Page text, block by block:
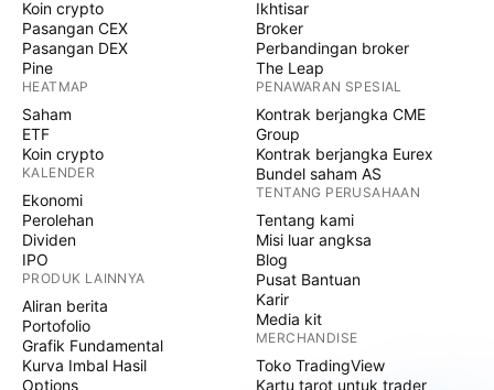
Koin crypto
Pasangan CEX
Pasangan DEX
Pine
HEATMAP
Saham
ETF
Koin crypto
KALENDER
Ekonomi
Perolehan
Dividen
IPO
PRODUK LAINNYA
Aliran berita
Portofolio
Grafik Fundamental
Kurva Imbal Hasil
Options
Ikhtisar
Broker
Perbandingan broker
The Leap
PENAWARAN SPESIAL
Kontrak berjangka CME
Group
Kontrak berjangka Eurex
Bundel saham AS
TENTANG PERUSAHAAN
Tentang kami
Misi luar angksa
Blog
Pusat Bantuan
Karir
Media kit
MERCHANDISE
Toko TradingView
Kartu tarot untuk trader